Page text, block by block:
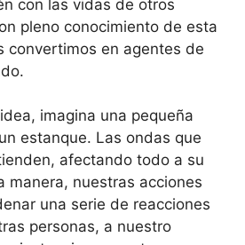
con las vidas de otros
pleno conocimiento de esta
convertimos en agentes de
imagina una pequeña
estanque. Las ondas que
afectando todo a su
manera, nuestras acciones
una serie de reacciones
personas, a nuestro